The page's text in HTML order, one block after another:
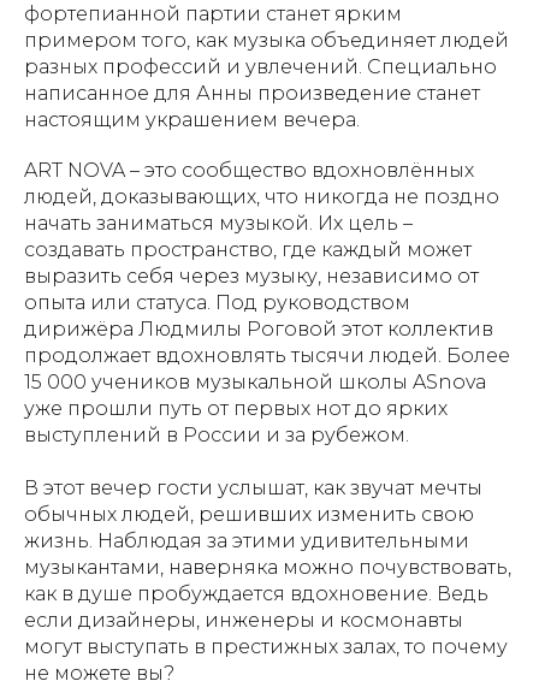
фортепианной партии станет ярким
примером того, как музыка объединяет людей
разных профессий и увлечений. Специально
написанное для Анны произведение станет
настоящим украшением вечера.
ART NOVA – это сообщество вдохновлённых
людей, доказывающих, что никогда не поздно
начать заниматься музыкой. Их цель –
создавать пространство, где каждый может
выразить себя через музыку, независимо от
опыта или статуса. Под руководством
дирижёра Людмилы Роговой этот коллектив
продолжает вдохновлять тысячи людей. Более
15 000 учеников музыкальной школы ASnova
уже прошли путь от первых нот до ярких
выступлений в России и за рубежом.
В этот вечер гости услышат, как звучат мечты
обычных людей, решивших изменить свою
жизнь. Наблюдая за этими удивительными
музыкантами, наверняка можно почувствовать,
как в душе пробуждается вдохновение. Ведь
если дизайнеры, инженеры и космонавты
могут выступать в престижных залах, то почему
не можете вы?